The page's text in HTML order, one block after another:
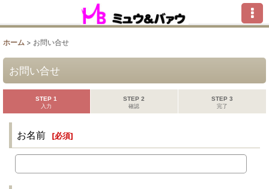
ホーム > お問い合せ
お問い合せ
STEP 1
入力
STEP 2
確認
STEP 3
完了
お名前 [必須]